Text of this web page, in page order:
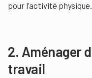
pour l’activité physique.
2. Aménager
travail